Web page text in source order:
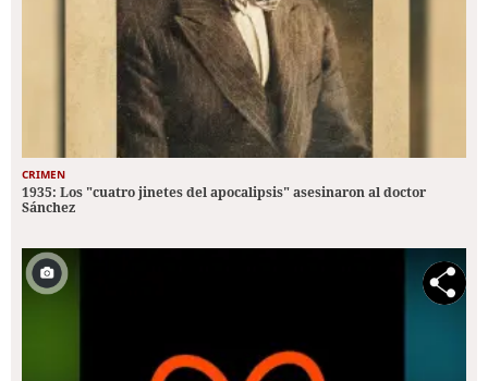
CRIMEN
1935: Los "cuatro jinetes del apocalipsis" asesinaron al doctor
Sánchez